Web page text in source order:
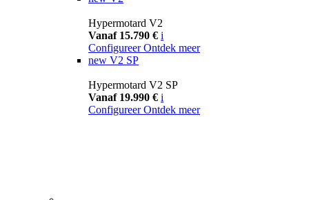
Hypermotard V2
Vanaf 15.790 € i
Configureer Ontdek meer
new V2 SP
Hypermotard V2 SP
Vanaf 19.990 € i
Configureer Ontdek meer